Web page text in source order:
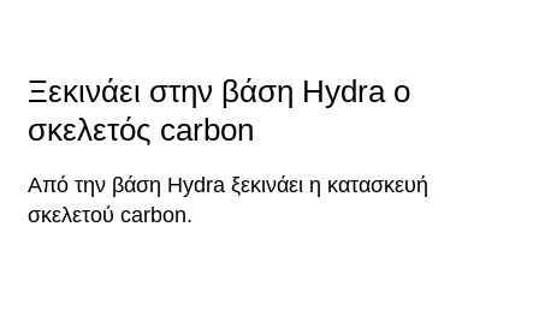
Ξεκινάει στην βάση Hydra ο
σκελετός carbon
Από την βάση Hydra ξεκινάει η κατασκευή
σκελετού carbon.